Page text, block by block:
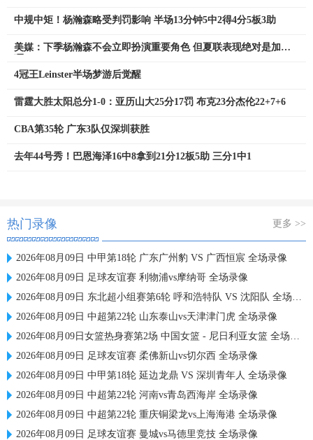
中规中矩！杨瀚森略受判罚影响 半场13分钟5中2得4分5板3助
美媒：下季杨瀚森不会立即扮演重要角色 但夏联表现绝对是加分
4冠王Leinster半场梦游后觉醒
雷霆大胜太阳总分1-0：亚历山大25分17罚 布克23分杰伦22+7+6
CBA第35轮 广东3队仅深圳获胜
去年44号秀！巴恩海泽16中8拿到21分12板5助 三分1中1
热门录像 更多 >>
2026年08月09日 中甲第18轮 广东广州豹 VS 广西恒宸 全场录像
2026年08月09日 足球友谊赛 利物浦vs摩纳哥 全场录像
2026年08月09日 东北超小组赛第6轮 呼和浩特队 VS 沈阳队 全场录像
2026年08月09日 中超第22轮 山东泰山vs天津津门虎 全场录像
2026年08月09日女篮热身赛第2场 中国女篮 - 尼日利亚女篮 全场录像
2026年08月09日 足球友谊赛 柔佛新山vs切尔西 全场录像
2026年08月09日 中甲第18轮 延边龙鼎 VS 深圳青年人 全场录像
2026年08月09日 中超第22轮 河南vs青岛西海岸 全场录像
2026年08月09日 中超第22轮 重庆铜梁龙vs上海海港 全场录像
2026年08月09日 足球友谊赛 曼城vs马德里竞技 全场录像